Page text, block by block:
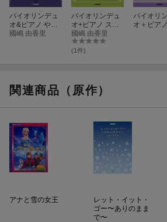
難易度: 中級
[13] ララルー
「わんわん物語」より
編成: バイオリンI ,II/ピアノ
「リトル・マーメイド」より
編成: バイオリンI ,II/ピアノ
[15] レット・イット・ゴー〜ありのまま
「アナと雪の女王」劇中歌
編成: バイオリンI ,II/ピアノ
難易度: 中級
[16] 自由への扉
編成: バイオリンI ,II/ピアノ
[10] 夢はひそかに
「シンデレラ」より
編成: バイオリンI ,II/ピアノ
[11] 不思議の国のアリス
「不思議の国のアリス」より
グレード: 中級
[12] スーパーカリフラジリスティックエク
「メリーポピンズ」より
編成: バイオリンI ,II/ピアノ
バイオリンデュ
オ&ピアノ やさ
しく弾けて美し
國嶋 由香里
バイオリンデュ
オ+ピアノ スタ
ジオジブリデュ
オ・セレクショ
ン （ピアノ伴
國嶋 由香里
(1件)
バイオリ
オ＋ピアノ
関連商品（原作）
アナと雪の女王
レット・イット・
ゴー〜ありのまま
で〜